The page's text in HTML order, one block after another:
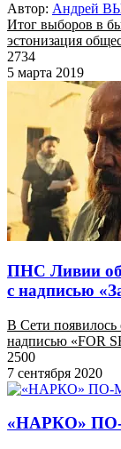
Автор: Андрей
Итог выборов в
эстонизация
2734
5 марта 2019
ПНС Ливии
с надписью
В Сети появилось
надписью «FOR
2500
7 сентября 2020
«НАРКО»